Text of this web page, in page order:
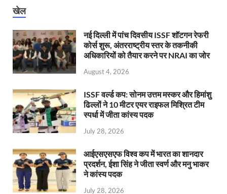
खेल
नई दिल्ली में पांच दिवसीय ISSF शॉटगन रेफरी
कोर्स शुरू, अंतरराष्ट्रीय स्तर के तकनीकी
अधिकारियों को तैयार करने पर NRAI का जोर
August 4, 2026
ISSF वर्ल्ड कप: सोनम उत्तम मस्कर और हिमांशु
ढिल्लों ने 10 मीटर एयर राइफल मिश्रित टीम
स्पर्धा में जीता कांस्य पदक
July 28, 2026
आईएसएसएफ विश्व कप में भारत का शानदार
प्रदर्शन, ईशा सिंह ने जीता स्वर्ण और मनु भाकर
ने कांस्य पदक
July 28, 2026